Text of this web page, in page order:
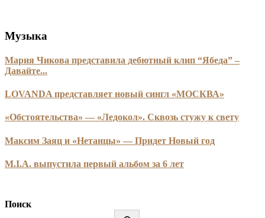
Музыка
Мария Чикова представила дебютный клип “Ябеда” –
Давайте...
LOVANDA представляет новый сингл «МОСКВА»
«Обстоятельства» — «Ледокол». Сквозь стужу к свету
Максим Заяц и «Нетанцы» — Придет Новый год
M.I.A. выпустила первый альбом за 6 лет
Поиск